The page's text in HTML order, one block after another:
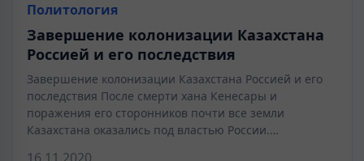
Политология
Завершение колонизации Казахстана
Россией и его последствия
Завершение колонизации Казахстана Россией и его
последствия После смерти хана Кенесары и
поражения его сторонников почти все земли
Казахстана оказались под властью России.…